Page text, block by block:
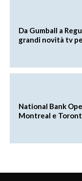
Da Gumball a
grandi novità tv
National Bank
Montreal e